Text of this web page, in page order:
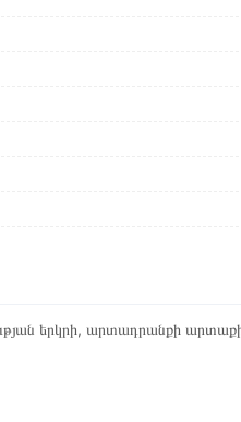
երկրի, արտադրանքի